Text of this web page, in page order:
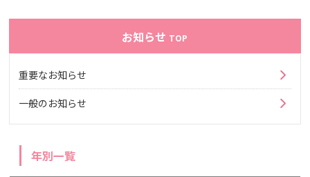
お知らせ TOP
重要なお知らせ
一般のお知らせ
年別一覧